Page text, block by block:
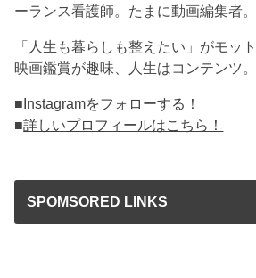
ーランス看護師。たまに動画編集者。
「人生も暮らしも整えたい」がモッ
映画鑑賞が趣味、人生はコンテンツ。
■ Instagramをフォローする！
■詳しいプロフィールはこちら！
SPOMSORED LINKS